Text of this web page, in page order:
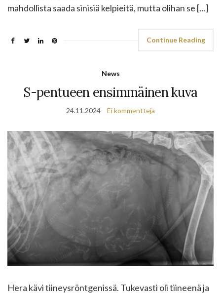
mahdollista saada sinisiä kelpieitä, mutta olihan se […]
Continue Reading
News
S-pentueen ensimmäinen kuva
24.11.2024 Ei kommentteja
Hera kävi tiineysröntgenissä. Tukevasti oli tiineenä ja